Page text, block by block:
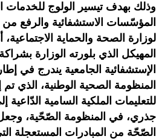
وذلك بهدف تيسير الولوج للخدمات
المؤسّسات الاستشفائية والرفع من
لوزارة الصحة والحماية الاجتماعية،
المهيكل الذي بلورته الوزارة
الإستشفائية الجامعية يندرج في
المنظومة الصحية الوطنية، الذي تم
للتعليمات الملكية السامية
جذري، في المنظومة الصّحّية،
الصّحّة من المبادرات المستعجلة